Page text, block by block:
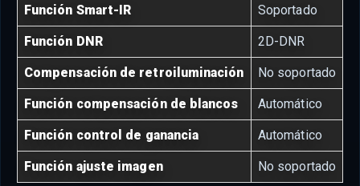
Función Smart-IR Soportado
Función DNR 2D-DNR
Compensación de retroiluminación No soportado
Función compensación de blancos Automático
Función control de ganancia Automático
Función ajuste imagen No soportado